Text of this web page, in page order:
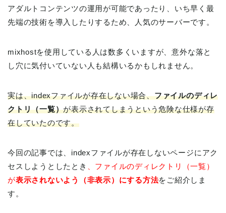
アダルトコンテンツの運用が可能であったり、いち早く最
先端の技術を導入したりするため、人気のサーバーです。
mixhostを使用している人は数多くいますが、意外な落と
し穴に気付いていない人も結構いるかもしれません。
実は、indexファイルが存在しない場合、ファイルのディレ
クトリ（一覧）が表示されてしまうという危険な仕様が存
在していたのです。
今回の記事では、indexファイルが存在しないページにアク
セスしようとしたとき
、ファイルのディレクトリ（一覧）
が表示されないよう（非表示）にする方法をご紹介しま
す。